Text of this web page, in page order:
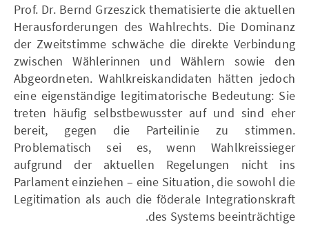
Prof. Dr. Bernd Grzeszick thematisierte die aktuellen
Herausforderungen des Wahlrechts. Die Dominanz
der Zweitstimme schwäche die direkte Verbindung
zwischen Wählerinnen und Wählern sowie den
Abgeordneten. Wahlkreiskandidaten hätten jedoch
eine eigenständige legitimatorische Bedeutung: Sie
treten häufig selbstbewusster auf und sind eher
bereit, gegen die Parteilinie zu stimmen.
Problematisch sei es, wenn Wahlkreissieger
aufgrund der aktuellen Regelungen nicht ins
Parlament einziehen – eine Situation, die sowohl die
Legitimation als auch die föderale Integrationskraft
des Systems beeinträchtige.